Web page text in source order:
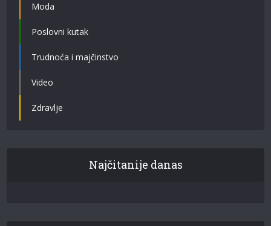
Moda
Poslovni kutak
Trudnoća i majčinstvo
Video
Zdravlje
Najčitanije danas